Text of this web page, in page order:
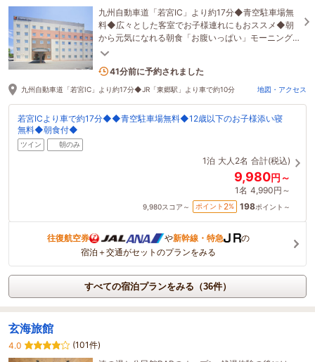
九州自動車道「若宮IC」より約17分◆青空駐車場無
料◆広々とした客室でお子様連れにもおススメ◆朝
から元気になれる朝食「お腹いっぱい」モーニング
◆12歳まで添い寝無料
41分前に予約されました
九州自動車道「若宮IC」より約17分◆JR「東郷駅」より車で約10分 地図・アクセス
若宮ICより車で約17分◆◆青空駐車場無料◆12歳以下のお子様添い寝
無料◆朝食付◆
ツイン 朝のみ
1泊 大人2名 合計(税込)
9,980円～
1名 4,990円～
9,980スコア～ ポイント 2% 198ポイント～
往復航空券 や新幹線・特急
の
宿泊＋交通がセットのプランをみる
すべての宿泊プランをみる（36件）
玄海旅館
4.0
(101件)